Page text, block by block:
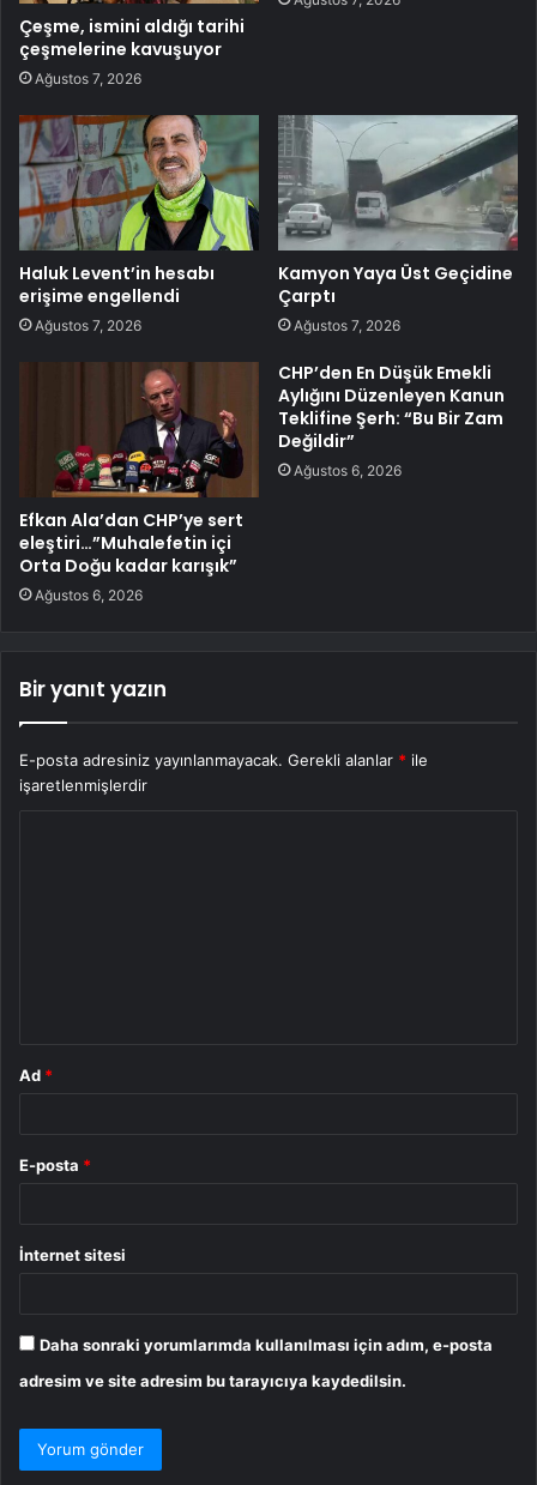
Çeşme, ismini aldığı tarihi
çeşmelerine kavuşuyor
Ağustos 7, 2026
Haluk Levent’in hesabı
erişime engellendi
Ağustos 7, 2026
Kamyon Yaya Üst Geçidine
Çarptı
Ağustos 7, 2026
Efkan Ala’dan CHP’ye sert
eleştiri…”Muhalefetin içi
Orta Doğu kadar karışık”
Ağustos 6, 2026
CHP’den En Düşük Emekli
Aylığını Düzenleyen Kanun
Teklifine Şerh: “Bu Bir Zam
Değildir”
Ağustos 6, 2026
Bir yanıt yazın
E-posta adresiniz yayınlanmayacak. Gerekli alanlar * ile
işaretlenmişlerdir
Ad *
E-posta *
İnternet sitesi
Daha sonraki yorumlarımda kullanılması için adım, e-posta
adresim ve site adresim bu tarayıcıya kaydedilsin.